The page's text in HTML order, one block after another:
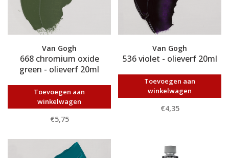
Van Gogh
668 chromium oxide
green - olieverf 20ml
Toevoegen aan
winkelwagen
€5,75
Van Gogh
536 violet - olieverf 20ml
Toevoegen aan
winkelwagen
€4,35